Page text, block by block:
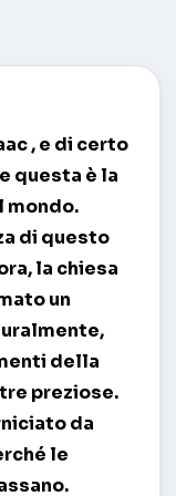
, e di certo
questa è la
mondo.
di questo
la chiesa
un
della
preziose.
da
le